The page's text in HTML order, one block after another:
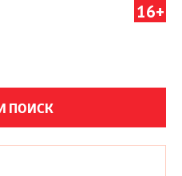
16+
ПОИСК